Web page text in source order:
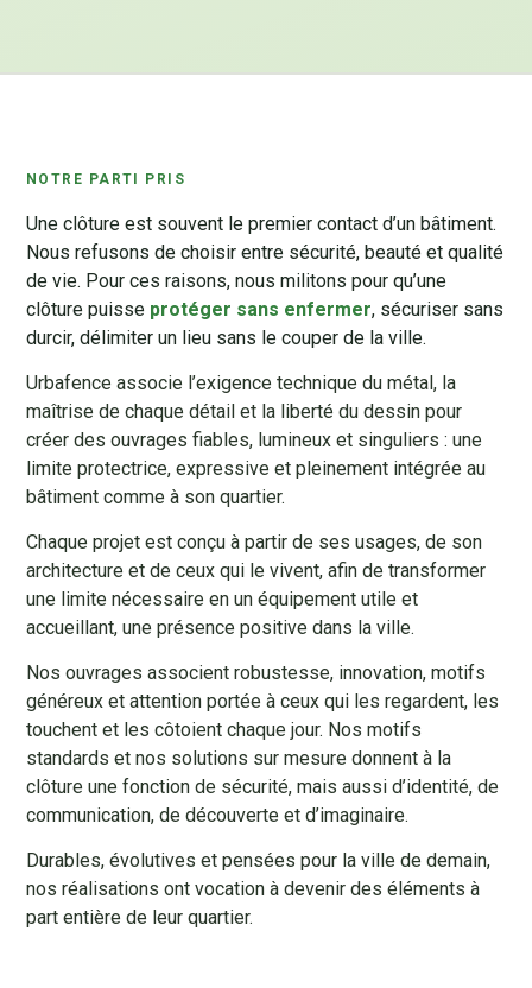
NOTRE PARTI PRIS
Une clôture est souvent le premier contact d’un bâtiment.
Nous refusons de choisir entre sécurité, beauté et qualité
de vie. Pour ces raisons, nous militons pour qu’une
clôture puisse protéger sans enfermer, sécuriser sans
durcir, délimiter un lieu sans le couper de la ville.
Urbafence associe l’exigence technique du métal, la
maîtrise de chaque détail et la liberté du dessin pour
créer des ouvrages fiables, lumineux et singuliers : une
limite protectrice, expressive et pleinement intégrée au
bâtiment comme à son quartier.
Chaque projet est conçu à partir de ses usages, de son
architecture et de ceux qui le vivent, afin de transformer
une limite nécessaire en un équipement utile et
accueillant, une présence positive dans la ville.
Nos ouvrages associent robustesse, innovation, motifs
généreux et attention portée à ceux qui les regardent, les
touchent et les côtoient chaque jour. Nos motifs
standards et nos solutions sur mesure donnent à la
clôture une fonction de sécurité, mais aussi d’identité, de
communication, de découverte et d’imaginaire.
Durables, évolutives et pensées pour la ville de demain,
nos réalisations ont vocation à devenir des éléments à
part entière de leur quartier.